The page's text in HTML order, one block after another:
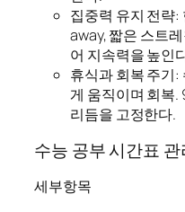
집중력 유지 전략:
away, 짧은 스트
어 지속력을 높인
휴식과 회복 주기:
게 움직이며 회복.
리듬을 고정한다.
수능 공부 시간표
세부항목